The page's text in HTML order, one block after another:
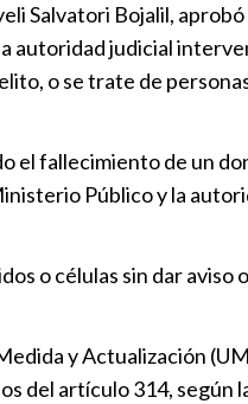
indígena
| 20:36
a la niñez
| 20:33
interno
propone
Salvatori Bojalil,
autoridad judicial
o se trate de
el fallecimiento de un
Público y la
o células sin dar
y Actualización
del artículo 314, según